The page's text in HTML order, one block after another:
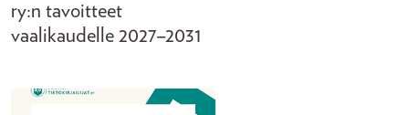
ry:n tavoitteet
vaalikaudelle 2027–2031